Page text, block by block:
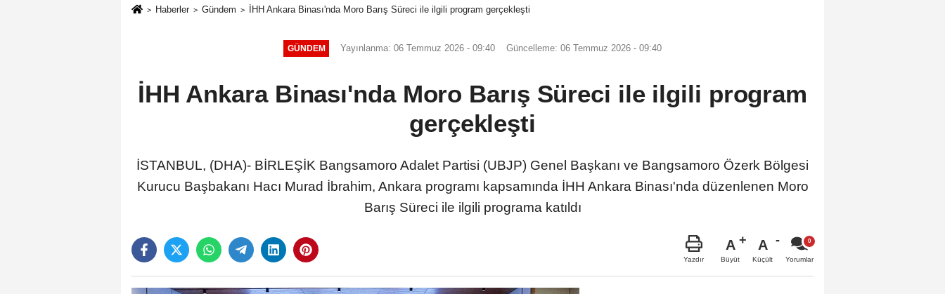
Haberler Gündem İHH Ankara Binası'nda Moro Barış Süreci ile ilgili program gerçekleşti
GÜNDEM Yayınlanma: 06 Temmuz 2026 - 09:40 Güncelleme: 06 Temmuz 2026 - 09:40
İHH Ankara Binası'nda Moro Barış Süreci ile ilgili program
gerçekleşti
İSTANBUL, (DHA)- BİRLEŞİK Bangsamoro Adalet Partisi (UBJP) Genel Başkanı ve Bangsamoro Özerk Bölgesi
Kurucu Başbakanı Hacı Murad İbrahim, Ankara programı kapsamında İHH Ankara Binası'nda düzenlenen Moro
Barış Süreci ile ilgili programa katıldı
Yazdır
A
Büyüt
A
Küçült Yorumlar